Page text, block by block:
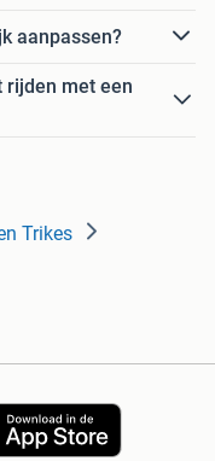
aanpassen?
rijden met een
Trikes